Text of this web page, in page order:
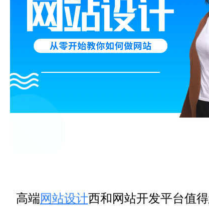
高端网站设计西和网站开发平台值